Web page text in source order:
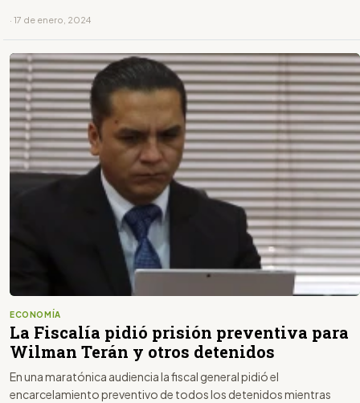
· 17 de enero, 2024
ECONOMÍA
La Fiscalía pidió prisión preventiva para
Wilman Terán y otros detenidos
En una maratónica audiencia la fiscal general pidió el
encarcelamiento preventivo de todos los detenidos mientras